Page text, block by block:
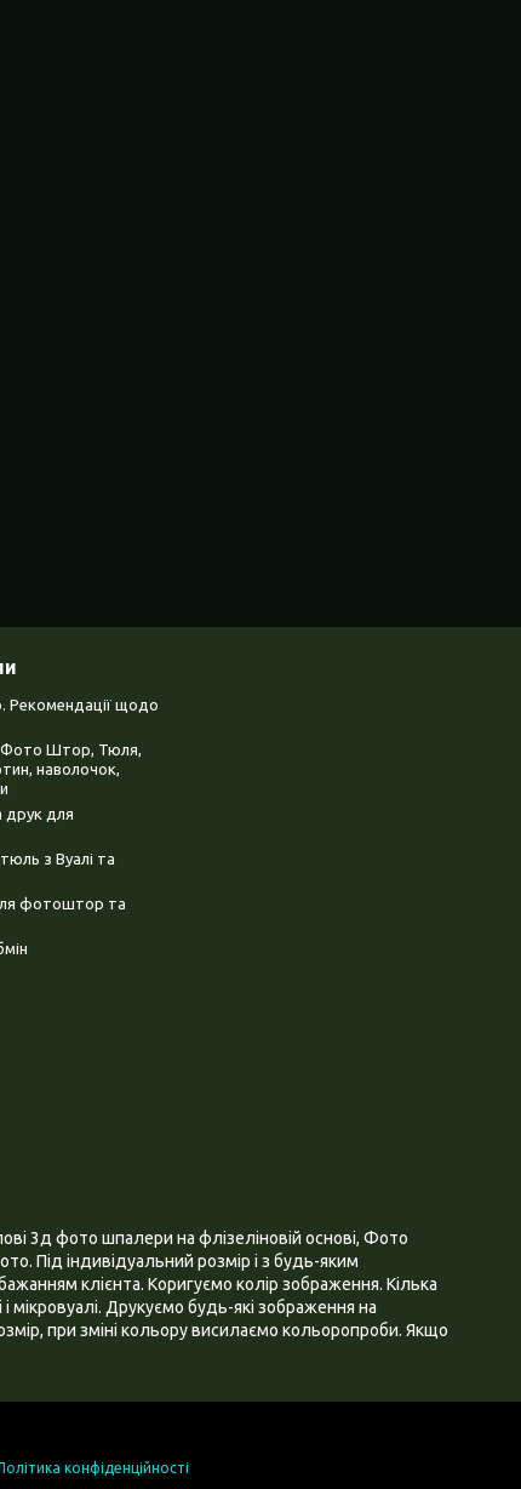
Рекомендації щодо
Фото Штор, Тюля,
наволочок,
друк для
з Вуалі та
фотоштор та
3д фото шпалери на флізеліновій основі, Фото
Під індивідуальний розмір і з будь-яким
клієнта. Коригуємо колір зображення. Кілька
мікровуалі. Друкуємо будь-які зображення на
при зміні кольору висилаємо кольоропроби. Якщо
Політика конфіденційності